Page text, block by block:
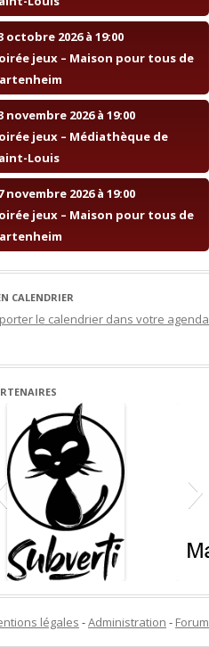
octobre 2026 à 19:00
jeux – Maison pour tous de
novembre 2026 à 19:00
jeux – Médiathèque de
Louis
novembre 2026 à 19:00
jeux – Maison pour tous de
CALENDRIER
le calendrier dans votre agenda
légales -Administration - Forum